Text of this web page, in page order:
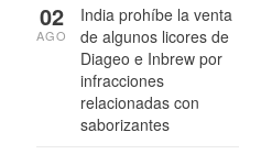
India prohíbe la venta
de algunos licores de
Diageo e Inbrew por
infracciones
relacionadas con
saborizantes
02
AGO